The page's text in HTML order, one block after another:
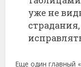
уже не
Еще один главный